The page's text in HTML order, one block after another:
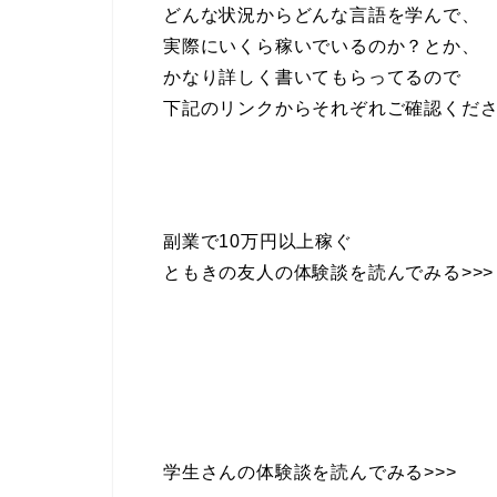
どんな状況からどんな言語を学んで、
実際にいくら稼いでいるのか？とか、
かなり詳しく書いてもらってるので
下記のリンクからそれぞれご確認くだ
副業で10万円以上稼ぐ
ともきの友人の体験談を読んでみる>>>
学生さんの体験談を読んでみる>>>